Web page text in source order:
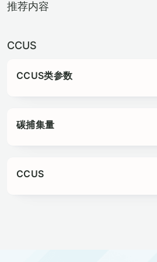
推荐内容
CCUS
CCUS类参数
碳捕集量
CCUS